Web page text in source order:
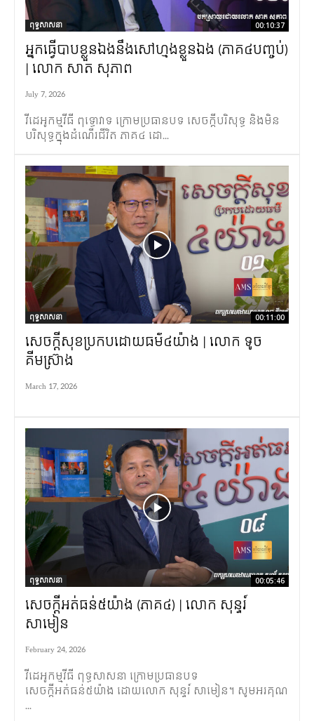
ពុទ្ធសាសនា 00:10:37
អ្នកធ្វើបាបខ្លួនឯងនឹងសៅហ្មងខ្លួនឯង (ភាគ៤បញ្ចប់)
| លោក សាត​ សុភាព
July 7, 2026
វីដេអូកម្មវីធី​ ពុទ្ធោវាទ ក្រោមប្រធានបទ សេចក្តីបរិសុទ្ធ​ និងមិន
បរិសុទ្ធក្នុងដំណើរជីវិត ភាគ៤ ដោ...
ពុទ្ធសាសនា 00:11:00
សេចក្តីសុខប្រកបដោយធម៌៤យ៉ាង | លោក ទូច
គីមស្រ៊ាង
March 17, 2026
ពុទ្ធសាសនា 00:05:46
សេចក្តីអត់ធន់៥យ៉ាង (ភាគ៤) | លោក សុន្ទរ៍
សាមៀន
February 24, 2026
វីដេអូកម្មវីធី​ ពុទ្ធសាសនា ក្រោមប្រធានបទ
សេចក្តីអត់ធន់៥យ៉ាង ដោយលោក សុន្ទរ៍ សាមៀន។ សូមអរគុណ
...